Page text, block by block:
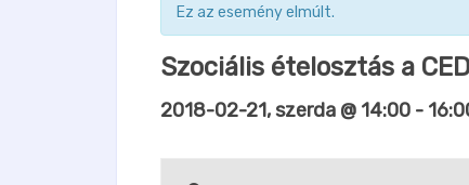
Ez az esemény elmúlt.
Szociális ételosztás a
2018-02-21, szerda @ 14:00 -